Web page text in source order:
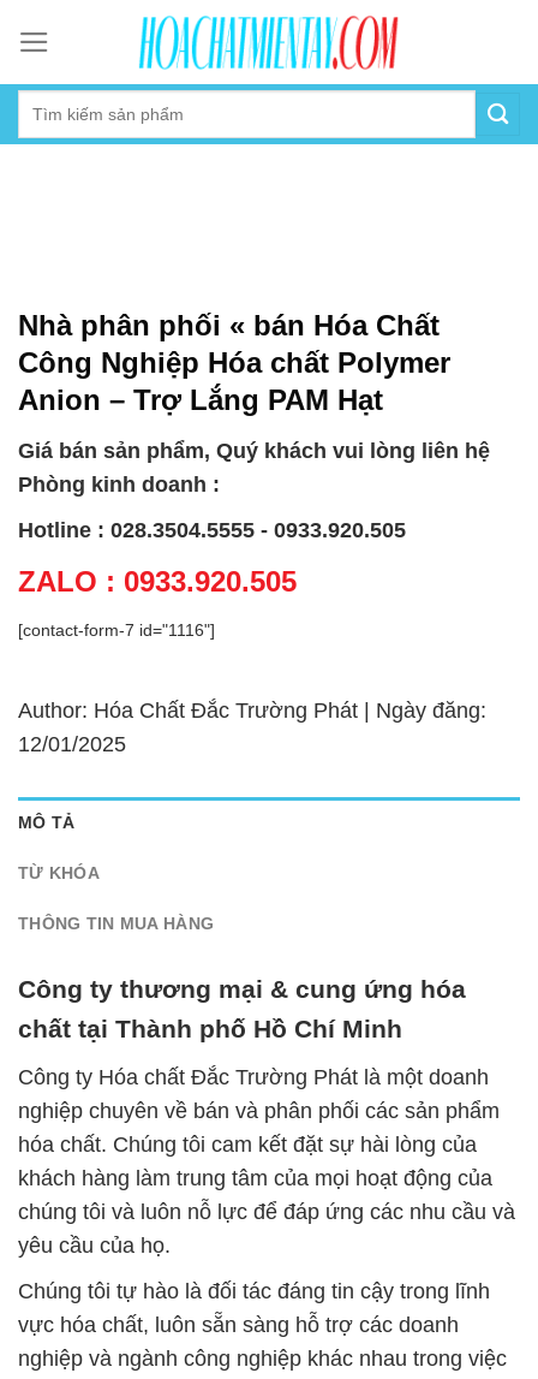
content
Nhà phân phối « bán Hóa Chất
Công Nghiệp Hóa chất Polymer
Anion – Trợ Lắng PAM Hạt
Giá bán sản phẩm, Quý khách vui lòng liên hệ
Phòng kinh doanh :
Hotline : 028.3504.5555 - 0933.920.505
ZALO : 0933.920.505
[contact-form-7 id="1116"]
Author: Hóa Chất Đắc Trường Phát | Ngày đăng:
12/01/2025
MÔ TẢ
TỪ KHÓA
THÔNG TIN MUA HÀNG
Công ty thương mại & cung ứng hóa
chất tại Thành phố Hồ Chí Minh
Công ty Hóa chất Đắc Trường Phát là một doanh
nghiệp chuyên về bán và phân phối các sản phẩm
hóa chất. Chúng tôi cam kết đặt sự hài lòng của
khách hàng làm trung tâm của mọi hoạt động của
chúng tôi và luôn nỗ lực để đáp ứng các nhu cầu và
yêu cầu của họ.
Chúng tôi tự hào là đối tác đáng tin cậy trong lĩnh
vực hóa chất, luôn sẵn sàng hỗ trợ các doanh
nghiệp và ngành công nghiệp khác nhau trong việc